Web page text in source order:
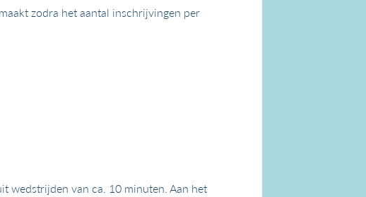
zodra het aantal inschrijvingen per
wedstrijden van ca. 10 minuten. Aan het